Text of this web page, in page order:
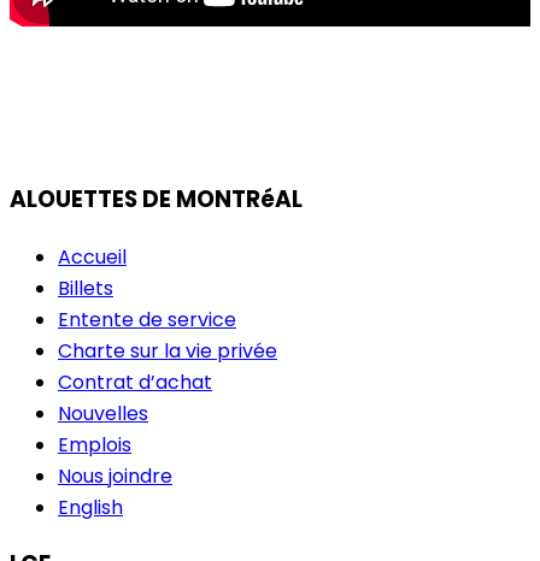
ALOUETTES DE MONTRéAL
Accueil
Billets
Entente de service
Charte sur la vie privée
Contrat d’achat
Nouvelles
Emplois
Nous joindre
English